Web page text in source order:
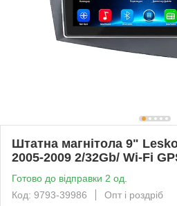
Штатна магнітола 9"
2005-2009 2/32Gb/ Wi-Fi
Готово до відправки 2 од.
Код: 9793-39986
Опт і роздріб